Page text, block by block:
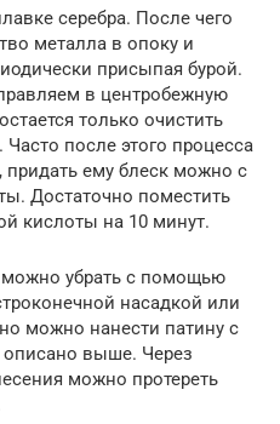
серебра. После чего
металла в опоку и
присыпая бурой.
в центробежную
только очистить
после этого процесса
придать ему блеск можно с
Достаточно поместить
кислоты на 10 минут.
убрать с помощью
насадкой или
можно нанести патину с
выше. Через
можно протереть